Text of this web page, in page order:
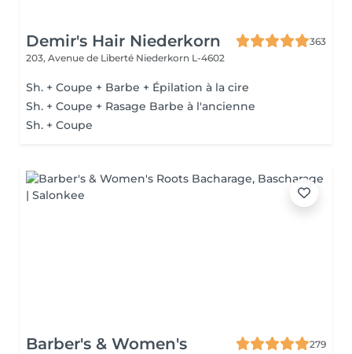
Demir's Hair Niederkorn
363
203, Avenue de Liberté Niederkorn L-4602
Sh. + Coupe + Barbe + Épilation à la cire
Sh. + Coupe + Rasage Barbe à l'ancienne
Sh. + Coupe
Barber's & Women's
279